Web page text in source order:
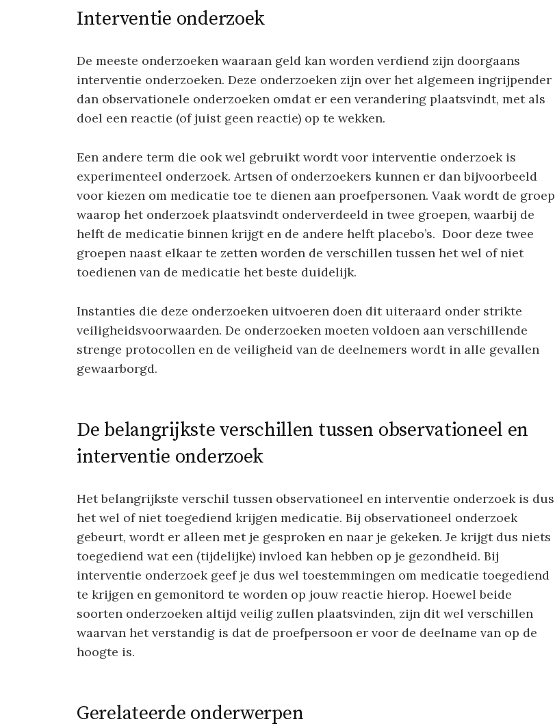
Interventie onderzoek
De meeste onderzoeken waaraan geld kan worden verdiend zijn doorgaans
interventie onderzoeken. Deze onderzoeken zijn over het algemeen ingrijpender
dan observationele onderzoeken omdat er een verandering plaatsvindt, met als
doel een reactie (of juist geen reactie) op te wekken.
Een andere term die ook wel gebruikt wordt voor interventie onderzoek is
experimenteel onderzoek. Artsen of onderzoekers kunnen er dan bijvoorbeeld
voor kiezen om medicatie toe te dienen aan proefpersonen. Vaak wordt de groep
waarop het onderzoek plaatsvindt onderverdeeld in twee groepen, waarbij de
helft de medicatie binnen krijgt en de andere helft placebo’s. Door deze twee
groepen naast elkaar te zetten worden de verschillen tussen het wel of niet
toedienen van de medicatie het beste duidelijk.
Instanties die deze onderzoeken uitvoeren doen dit uiteraard onder strikte
veiligheidsvoorwaarden. De onderzoeken moeten voldoen aan verschillende
strenge protocollen en de veiligheid van de deelnemers wordt in alle gevallen
gewaarborgd.
De belangrijkste verschillen tussen observationeel en
interventie onderzoek
Het belangrijkste verschil tussen observationeel en interventie onderzoek is dus
het wel of niet toegediend krijgen medicatie. Bij observationeel onderzoek
gebeurt, wordt er alleen met je gesproken en naar je gekeken. Je krijgt dus niets
toegediend wat een (tijdelijke) invloed kan hebben op je gezondheid. Bij
interventie onderzoek geef je dus wel toestemmingen om medicatie toegediend
te krijgen en gemonitord te worden op jouw reactie hierop. Hoewel beide
soorten onderzoeken altijd veilig zullen plaatsvinden, zijn dit wel verschillen
waarvan het verstandig is dat de proefpersoon er voor de deelname van op de
hoogte is.
Gerelateerde onderwerpen